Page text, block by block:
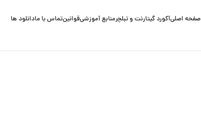
صفحه اصلیآکورد گیتارنت و تبلچرمنابع آموزشیقوانینتماس با مادانلود ها